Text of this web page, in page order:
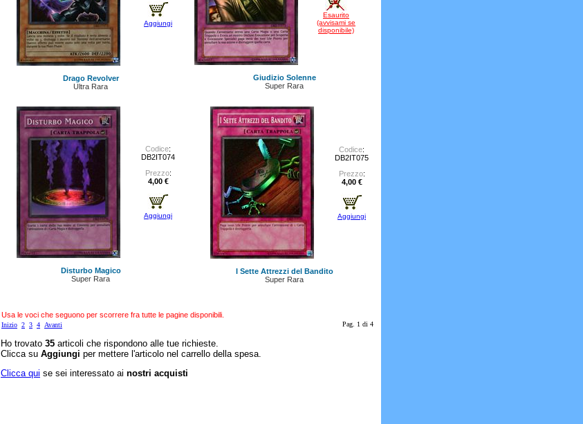
Aggiungi
Drago Revolver
Ultra Rara
Esaurito
(avvisami se
disponibile)
Giudizio Solenne
Super Rara
Codice:
DB2IT074
Prezzo:
4,00 €
Aggiungi
Disturbo Magico
Super Rara
Codice:
DB2IT075
Prezzo:
4,00 €
Aggiungi
I Sette Attrezzi del Bandito
Super Rara
Usa le voci che seguono per scorrere fra tutte le pagine disponibili.
Inizio 2 3 4 Avanti Pag. 1 di 4
Ho trovato 35 articoli che rispondono alle tue richieste.
Clicca su Aggiungi per mettere l'articolo nel carrello della spesa.
Clicca qui se sei interessato ai nostri acquisti